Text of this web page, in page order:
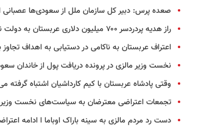
صعده پرس: دبیر کل سازمان ملل از سعودی‌ها
راز هدیه پردردسر ۷۰۰ میلیون دلاری عربستان به دولت نجیب رزاق
اعتراف عربستان به ناکامی در دستیابی به اهداف
نخست وزیر مالزی در پرونده دریافت پول از خاندان
وقتی پادشاه عربستان با کیم کارداشیان اشتباه گرفته
تجمعات اعتراضی معترضان به سیاست‌های نخست وزیر
دست رد مردم مالزی به سینه باراک اوباما ا ادامه